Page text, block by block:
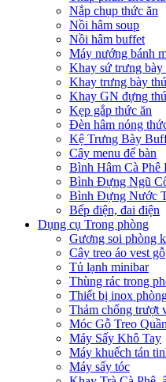
Nắp chụp thức ăn
Nồi hâm soup
Nồi hâm buffet
Máy nướng bánh
Khay sứ trưng bày
Khay trưng bày
Khay GN đựng
Kẹp gắp thức ăn
Đèn hâm nóng
Kệ Trưng Bày
Cây menu để bàn
Bình Hâm Cà Phê
Bình Đựng Ngũ
Bình Đựng Nước
Bếp điện, đai điện
Dụng cụ Trong phòng
Gương soi phòng
Cây treo áo vest gỗ
Tủ lạnh minibar
Thùng rác trong
Thiết bị inox
Thảm chống trượt
Móc Gỗ Treo
Máy Sấy Khô Tay
Máy khuếch tán
Máy sấy tóc